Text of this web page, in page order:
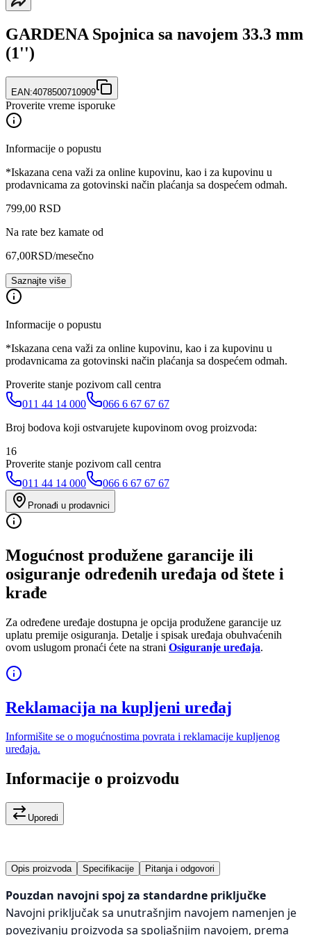
GARDENA Spojnica sa navojem 33.3 mm
(1'')
EAN:4078500710909
Proverite vreme isporuke
Informacije o popustu
*Iskazana cena važi za online kupovinu, kao i za kupovinu u
prodavnicama za gotovinski način plaćanja sa dospećem odmah.
799,00 RSD
Na rate bez kamate od
67,00RSD/mesečno
Saznajte više
Informacije o popustu
*Iskazana cena važi za online kupovinu, kao i za kupovinu u
prodavnicama za gotovinski način plaćanja sa dospećem odmah.
Proverite stanje pozivom call centra
011 44 14 000
066 6 67 67 67
Broj bodova koji ostvarujete kupovinom ovog proizvoda:
16
Proverite stanje pozivom call centra
011 44 14 000
066 6 67 67 67
Pronađi u prodavnici
Mogućnost produžene garancije ili
osiguranje određenih uređaja od štete i
krađe
Za određene uređaje dostupna je opcija produžene garancije uz
uplatu premije osiguranja. Detalje i spisak uređaja obuhvaćenih
ovom uslugom pronaći ćete na strani Osiguranje uređaja.
Reklamacija na kupljeni uređaj
Informišite se o mogućnostima povrata i reklamacije kupljenog
uređaja.
Informacije o proizvodu
Uporedi
Opis proizvoda Specifikacije Pitanja i odgovori
Pouzdan navojni spoj za standardne priključke
Navojni priključak sa unutrašnjim navojem namenjen je
povezivanju proizvoda sa spoljašnjim navojem, prema